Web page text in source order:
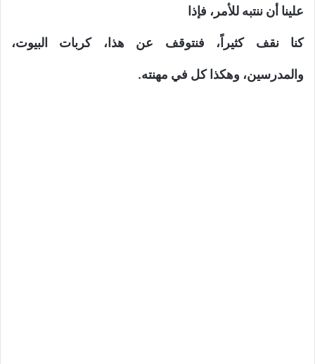
علينا أن ننتبه للأمر، فإذا
كنا نقف كثيراً، فنتوقف عن هذا، كربات البيوت،
والمدرسين، وهكذا كل في مهنته.